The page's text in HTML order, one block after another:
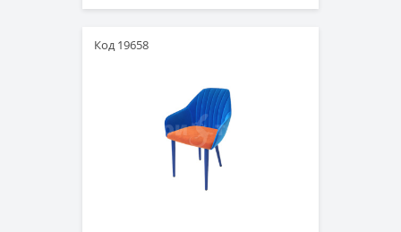
Код 19658